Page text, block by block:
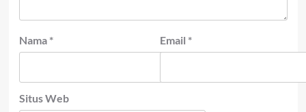
Nama * Email *
Situs Web